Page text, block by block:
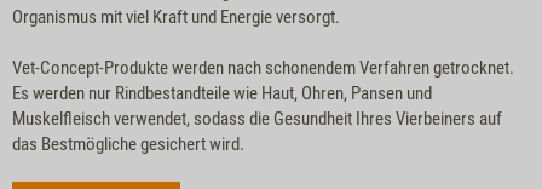
Organismus mit viel Kraft und Energie versorgt.
Vet-Concept-Produkte werden nach schonendem Verfahren getrocknet.
Es werden nur Rindbestandteile wie Haut, Ohren, Pansen und
Muskelfleisch verwendet, sodass die Gesundheit Ihres Vierbeiners auf
das Bestmögliche gesichert wird.